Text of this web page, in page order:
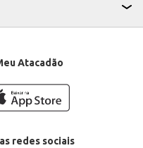
Atacadão
redes sociais